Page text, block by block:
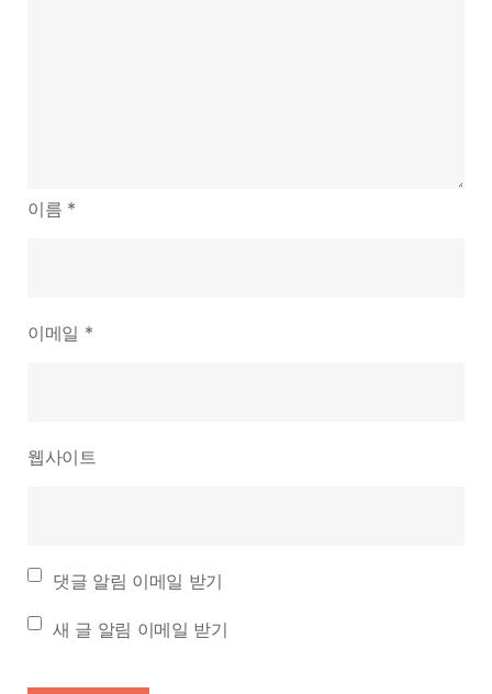
이름 *
이메일 *
웹사이트
댓글 알림 이메일 받기
새 글 알림 이메일 받기